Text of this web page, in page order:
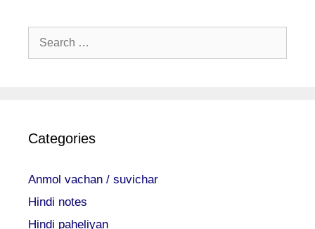
Search
Categories
Anmol vachan / suvichar
Hindi notes
Hindi paheliyan